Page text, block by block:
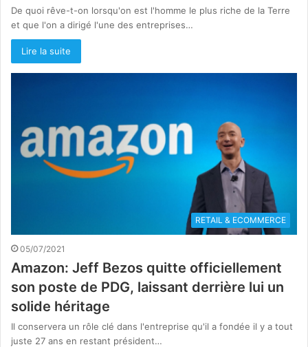
De quoi rêve-t-on lorsqu'on est l'homme le plus riche de la Terre
et que l'on a dirigé l'une des entreprises…
Lire la suite
RETAIL & ECOMMERCE
05/07/2021
Amazon: Jeff Bezos quitte officiellement
son poste de PDG, laissant derrière lui un
solide héritage
Il conservera un rôle clé dans l'entreprise qu'il a fondée il y a tout
juste 27 ans en restant président…